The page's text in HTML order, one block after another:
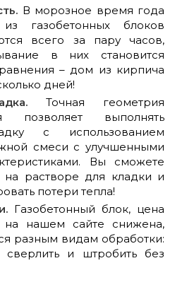
В морозное время года
газобетонных блоков
всего за пару часов,
в них становится
– дом из кирпича
дней!
Точная геометрия
позволяет выполнять
с использованием
смеси с улучшенными
Вы сможете
на растворе для кладки и
потери тепла!
Газобетонный блок, цена
на нашем сайте снижена,
разным видам обработки:
и штробить без